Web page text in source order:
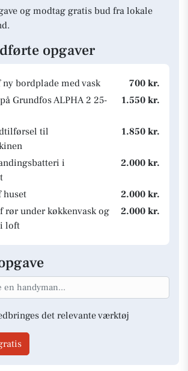
og modtag gratis bud fra lokale
opgaver
bordplade med vask
700 kr.
Grundfos ALPHA 2 25-
1.550 kr.
til
1.850 kr.
i
2.000 kr.
huset
2.000 kr.
under køkkenvask og
loft
2.000 kr.
det relevante værktøj